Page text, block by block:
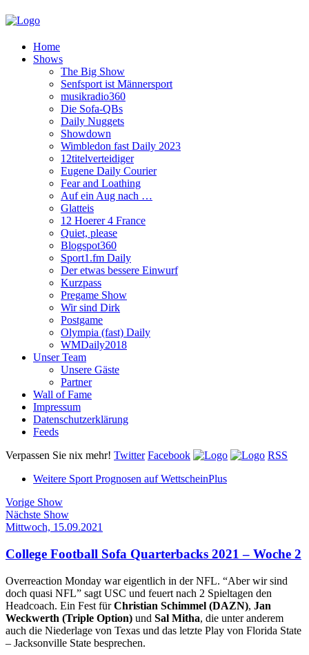
Home
Shows
The Big Show
Senfsport ist Männersport
musikradio360
Die Sofa-QBs
Daily Nuggets
Showdown
Wimbledon fast Daily 2023
12titelverteidiger
Eugene Daily Courier
Fear and Loathing
Auf ein Aug nach …
Glatteis
12 Hoerer 4 France
Quiet, please
Blogspot360
Sport1.fm Daily
Der etwas bessere Einwurf
Kurzpass
Pregame Show
Wir sind Dirk
Postgame
Olympia (fast) Daily
WMDaily2018
Unser Team
Unsere Gäste
Partner
Wall of Fame
Impressum
Datenschutzerklärung
Feeds
Verpassen Sie nix mehr! Twitter Facebook
RSS
Weitere Sport Prognosen auf WettscheinPlus
Vorige Show
Nächste Show
Mittwoch, 15.09.2021
College Football Sofa Quarterbacks 2021 – Woche 2
Overreaction Monday war eigentlich in der NFL. “Aber wir sind
doch quasi NFL” sagt USC und feuert nach 2 Spieltagen den
Headcoach. Ein Fest fürChristian Schimmel (DAZN), Jan
Weckwerth (Triple Option) und Sal Mitha, die unter anderem
auch die Niederlage von Texas und das letzte Play von Florida State
– Jacksonville State besprechen.